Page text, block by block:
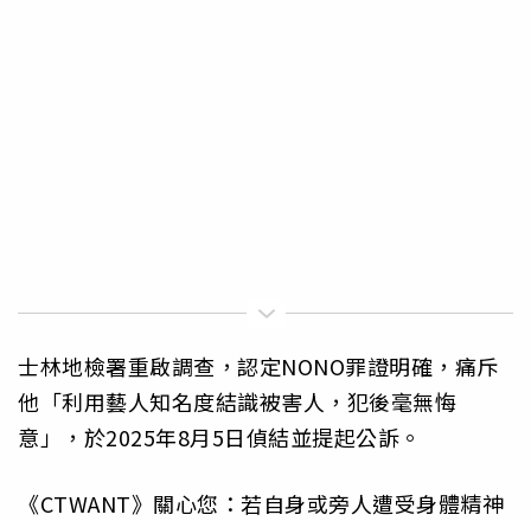
士林地檢署重啟調查，認定NONO罪證明確，痛斥
他「利用藝人知名度結識被害人，犯後毫無悔
意」，於2025年8月5日偵結並提起公訴。
《CTWANT》關心您：若自身或旁人遭受身體精神